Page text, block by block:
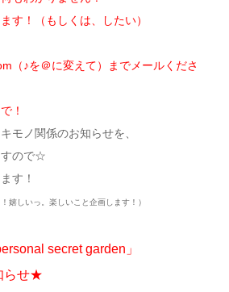
す！（もしくは、したい）
（♪を＠に変えて）までメールくださ
！
モノ関係のお知らせを、
すので☆
す！
嬉しいっ。楽しいこと企画します！）
secret garden」
らせ★